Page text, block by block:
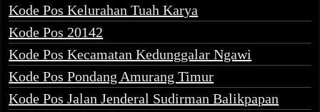
Kode Pos Kelurahan Tuah Karya
Kode Pos 20142
Kode Pos Kecamatan Kedunggalar Ngawi
Kode Pos Pondang Amurang Timur
Kode Pos Jalan Jenderal Sudirman Balikpapan